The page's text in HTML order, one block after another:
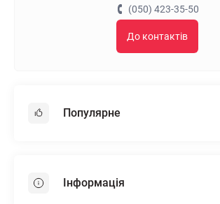
(050) 423-35-50
До контактів
Популярне
Пінопласт
Інформація